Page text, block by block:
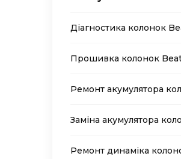
Діагностика колонок
Прошивка колонок
Ремонт акумулятора
Заміна акумулятора
Ремонт динаміка